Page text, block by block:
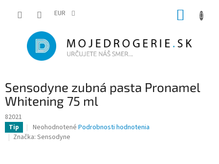
EUR
Sensodyne zubná pasta Pronamel
Whitening 75 ml
82021
Tip
Priemerné
hodnotenie
Neohodnotené Podrobnosti hodnotenia
Značka: Sensodyne